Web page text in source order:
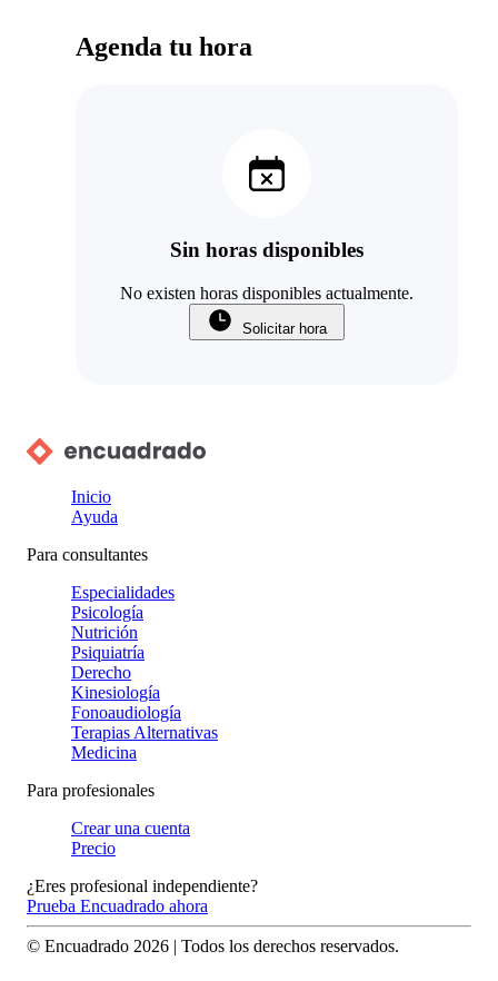
Agenda tu hora
Sin horas disponibles
No existen horas disponibles actualmente.
Solicitar hora
Inicio
Ayuda
Para consultantes
Especialidades
Psicología
Nutrición
Psiquiatría
Derecho
Kinesiología
Fonoaudiología
Terapias Alternativas
Medicina
Para profesionales
Crear una cuenta
Precio
¿Eres profesional independiente?
Prueba Encuadrado ahora
© Encuadrado 2026 | Todos los derechos reservados.